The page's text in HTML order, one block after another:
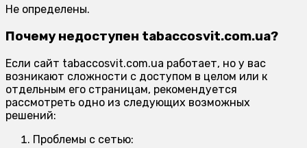
Не определены.
Почему недоступен tabaccosvit.com.ua?
Если сайт tabaccosvit.com.ua работает, но у вас
возникают сложности с доступом в целом или к
отдельным его страницам, рекомендуется
рассмотреть одно из следующих возможных
решений:
Проблемы с сетью: